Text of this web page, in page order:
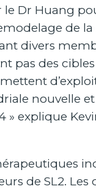
Dr Huang
de
divers
pas des
nouvelle
» explique
de SL2. Les